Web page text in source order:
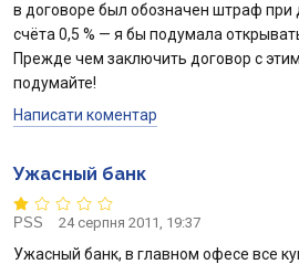
в договоре был обозначен штраф при
счёта 0,5 % — я бы подумала
Прежде чем заключить договор с
подумайте!
Написати коментар
Ужасный банк
PSS 24 серпня 2011, 19:37
Ужасный банк, в главном офесе все